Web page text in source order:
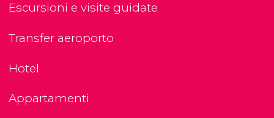
Escursioni e visite guidate
Transfer aeroporto
Hotel
Appartamenti